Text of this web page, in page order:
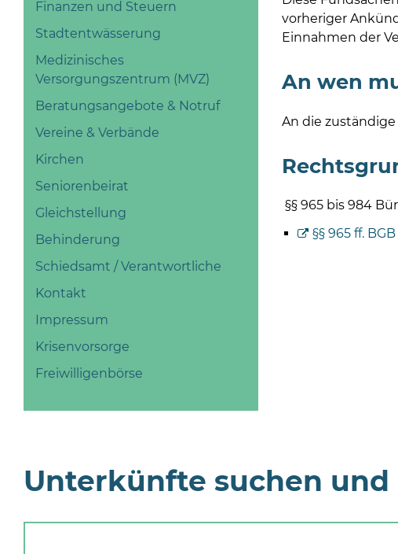
Finanzen und Steuern
Stadtentwässerung
Medizinisches
Versorgungszentrum (MVZ)
Beratungsangebote & Notruf
Vereine & Verbände
Kirchen
Seniorenbeirat
Gleichstellung
Behinderung
Schiedsamt / Verantwortliche
Kontakt
Impressum
Krisenvorsorge
Freiwilligenbörse
vorheriger
Einnahmen der
An wen
An die
§§ 965 bis 984
§§ 965 ff. BGB
Unterkünfte suchen und